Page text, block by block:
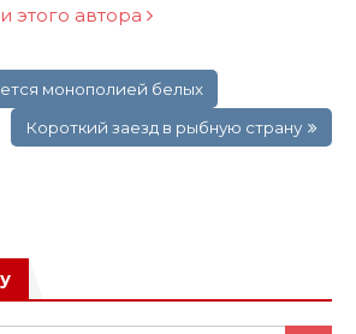
этого автора
монополией белых
Короткий заезд в рыбную страну